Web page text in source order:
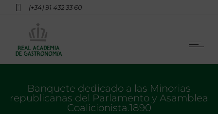
(+34) 91 432 33 60
Banquete dedicado a las Minorias
republicanas del Parlamento y Asamblea
Coalicionista.1890